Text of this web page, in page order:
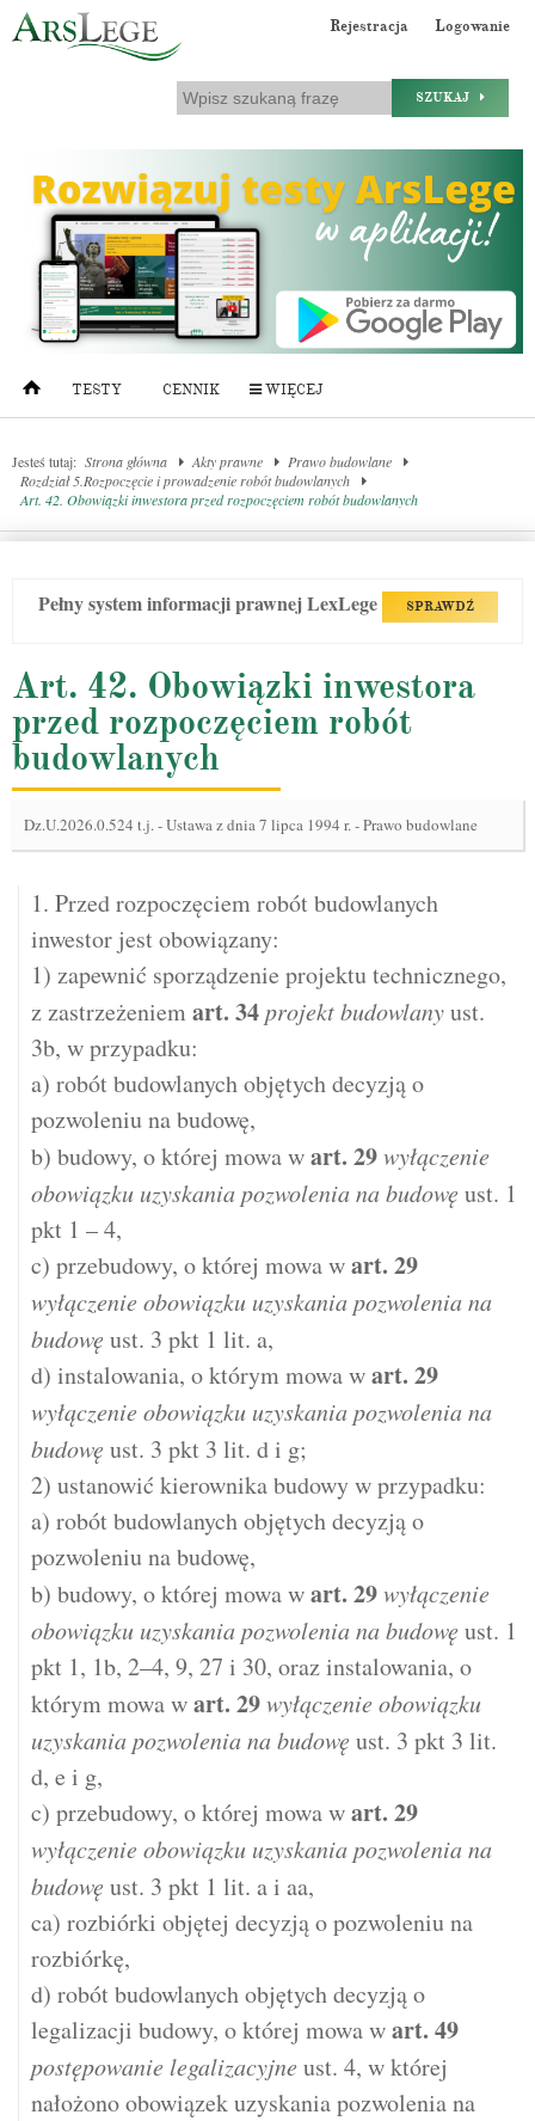
Rejestracja Logowanie
SZUKAJ
TESTY CENNIK WIĘCEJ
Jesteś tutaj: Strona główna Akty prawne
Prawo budowlane
Rozdział 5.Rozpoczęcie i prowadzenie robót budowlanych
Art. 42. Obowiązki inwestora przed rozpoczęciem robót budowlanych
Pełny system informacji prawnej LexLege SPRAWDŹ
Art. 42. Obowiązki inwestora
przed rozpoczęciem robót
budowlanych
Dz.U.2026.0.524 t.j.-Ustawa z dnia 7 lipca 1994 r. - Prawo budowlane
1. Przed rozpoczęciem robót budowlanych
inwestor jest obowiązany:
1) zapewnić sporządzenie projektu technicznego,
z zastrzeżeniemart. 34 projekt budowlanyust.
3b, w przypadku:
a) robót budowlanych objętych decyzją o
pozwoleniu na budowę,
b) budowy, o której mowa wart. 29wyłączenie
obowiązku uzyskania pozwolenia na budowę ust. 1
pkt 1 – 4,
c) przebudowy, o której mowa wart. 29
wyłączenie obowiązku uzyskania pozwolenia na
budowę ust. 3 pkt 1 lit. a,
d) instalowania, o którym mowa wart. 29
wyłączenie obowiązku uzyskania pozwolenia na
budowę ust. 3 pkt 3 lit. d i g;
2) ustanowić kierownika budowy w przypadku:
a) robót budowlanych objętych decyzją o
pozwoleniu na budowę,
b) budowy, o której mowa wart. 29wyłączenie
obowiązku uzyskania pozwolenia na budowę ust. 1
pkt 1, 1b, 2–4, 9, 27 i 30, oraz instalowania, o
którym mowa wart. 29wyłączenie obowiązku
uzyskania pozwolenia na budowę ust. 3 pkt 3 lit.
d, e i g,
c) przebudowy, o której mowa wart. 29
wyłączenie obowiązku uzyskania pozwolenia na
budowę ust. 3 pkt 1 lit. a i aa,
ca) rozbiórki objętej decyzją o pozwoleniu na
rozbiórkę,
d) robót budowlanych objętych decyzją o
legalizacji budowy, o której mowa wart. 49
postępowanie legalizacyjne ust. 4, w której
nałożono obowiązek uzyskania pozwolenia na